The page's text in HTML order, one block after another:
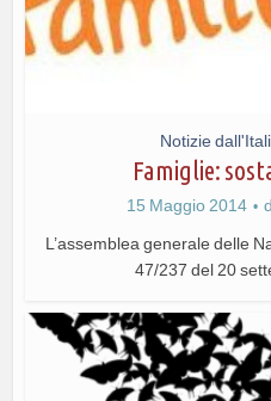
Notizie
Famiglie:
15 Maggio 2014
L’assemblea generale delle
47/237 del 20